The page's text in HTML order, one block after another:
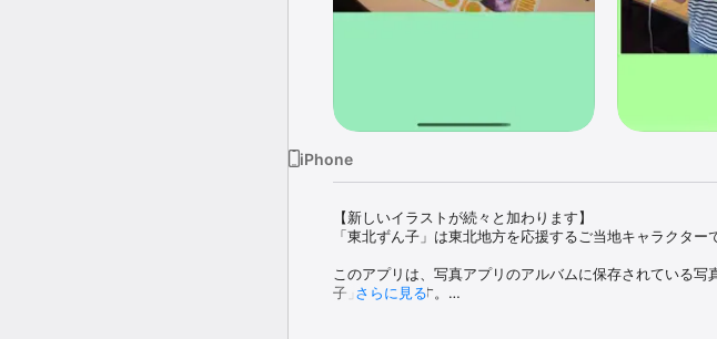
iPhone
【新しいイラストが続々と加わります】
「東北ずん子」は東北地方を応援するご当地キャラクター
このアプリは、写真アプリのアルバムに保存されている
子」を重ねます。
さらに見る